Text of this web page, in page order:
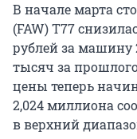
В начале марта
(FAW) T77
рублей за машину
тысяч за
цены теперь
2,024 миллиона
в верхний